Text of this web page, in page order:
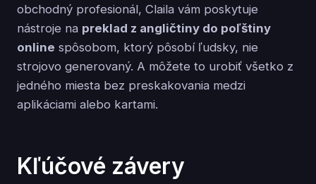
obchodný profesionál, Claila vám poskytuje
nástroje na preklad z angličtiny do poľštiny
online spôsobom, ktorý pôsobí ľudsky, nie
strojovo generovaný. A môžete to urobiť všetko z
jedného miesta bez preskakovania medzi
aplikáciami alebo kartami.
Kľúčové závery